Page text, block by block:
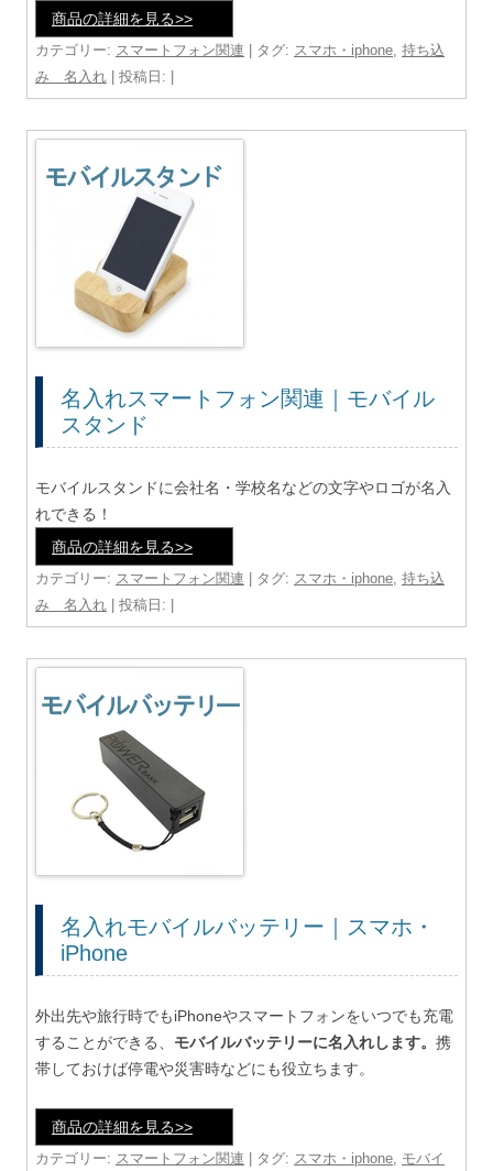
商品の詳細を見る>>
カテゴリー: スマートフォン関連 | タグ: スマホ・iphone, 持ち込
み 名入れ | 投稿日:
名入れスマートフォン関連｜モバイル
スタンド
モバイルスタンドに会社名・学校名などの文字やロゴが名入
れできる！
商品の詳細を見る>>
カテゴリー: スマートフォン関連 | タグ: スマホ・iphone 持ち込
み 名入れ | 投稿日:
名入れモバイルバッテリー｜スマホ・
iPhone
外出先や旅行時でもiPhoneやスマートフォンをいつでも充電
することができる、 モバイルバッテリーに名入れします。 携
帯しておけば停電や災害時などにも役立ちます。
商品の詳細を見る>>
カテゴリー: スマートフォン関連 | タグ: スマホ・iphone, モバイ